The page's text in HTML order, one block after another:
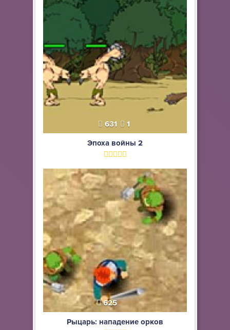
631 1
Эпоха войны 2
625
Рыцарь: нападение орков